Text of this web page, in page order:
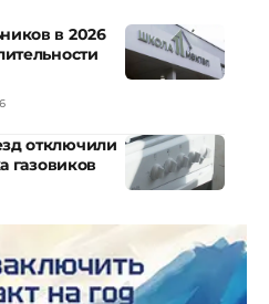
в 2026
отключили
газовиков